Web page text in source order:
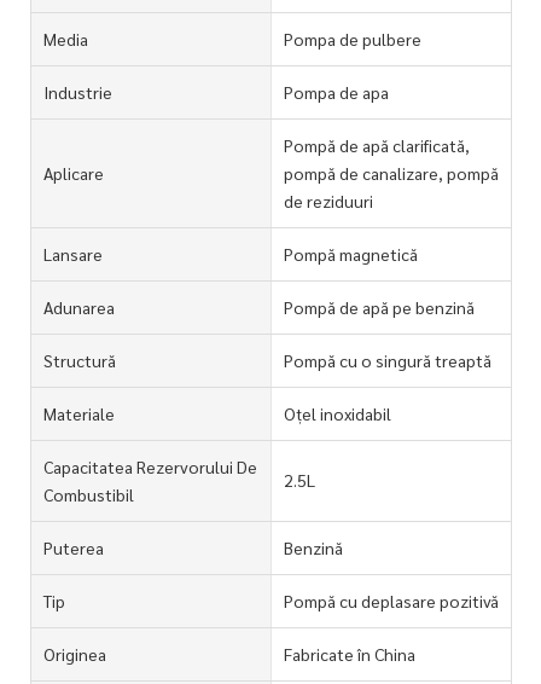
Media Pompa de pulbere
Industrie Pompa de apa
Aplicare
Pompă de apă clarificată,
pompă de canalizare, pompă
de reziduuri
Lansare Pompă magnetică
Adunarea Pompă de apă pe benzină
Structură Pompă cu o singură treaptă
Materiale Oțel inoxidabil
Capacitatea Rezervorului De
Combustibil
2.5L
Puterea Benzină
Tip Pompă cu deplasare pozitivă
Originea Fabricate în China